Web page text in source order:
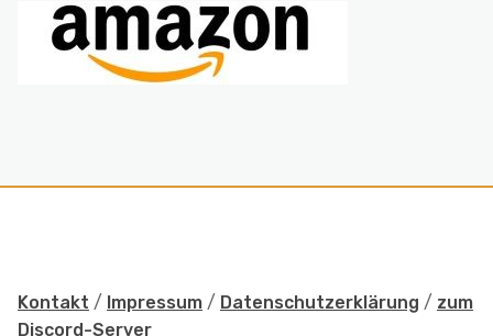
Kontakt / Impressum / Datenschutzerklärung / zum
Discord-Server